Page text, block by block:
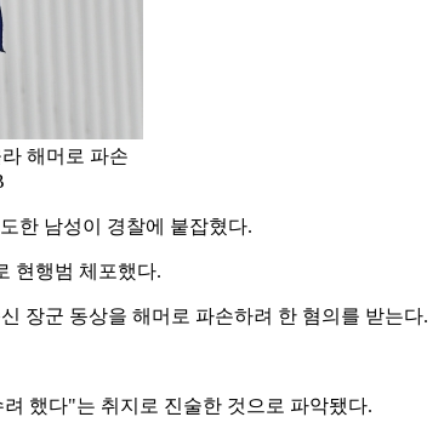
해머로 파손
한 남성이 경찰에 붙잡혔다.
현행범 체포했다.
장군 동상을 해머로 파손하려 한 혐의를 받는다.
했다"는 취지로 진술한 것으로 파악됐다.